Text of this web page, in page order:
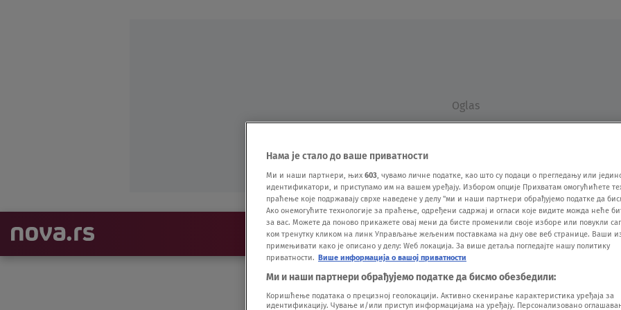
Oglas
NAJNOVIJE VESTI SHOW SPORT VIDEO NOVA BAZA
Нама је стало до ваше приватности
Ми и наши партнери, њих 603, чувамо личне податке, као што су подаци о прегледању или
идентификатори, и приступамо им на вашем уређају. Избором опције Прихватам омогућићете
праћење које подржавају сврхе наведене у делу "ми и наши партнери обрађујемо податке да
Ако онемогућите технологије за праћење, одређени садржај и огласи које видите можда неће
за вас. Можете да поново прикажете овај мени да бисте променили своје изборе или повукли
ком тренутку кликом на линк Управљање жељеним поставкама на дну ове веб странице. Ваши
примењивати како је описано у делу: Wеб локација. За више детаља погледајте нашу политику
приватности. Више информација о вашој приватности
Ми и наши партнери обрађујемо податке да бисмо обезбедили:
Коришћење података о прецизној геолокацији. Активно скенирање карактеристика уређаја за
идентификацију. Чување и/или приступ информацијама на уређају. Персонализовано